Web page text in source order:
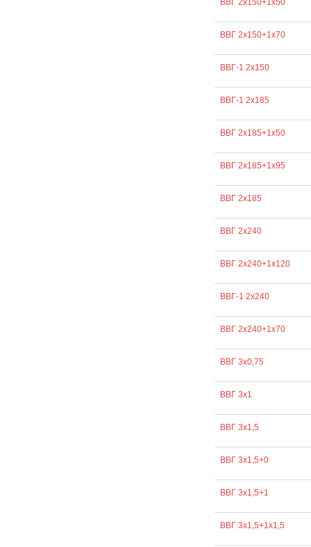
ВВГ 2х150+1х50
ВВГ 2х150+1х70
ВВГ-1 2х150
ВВГ-1 2х185
ВВГ 2х185+1х50
ВВГ 2х185+1х95
ВВГ 2х185
ВВГ 2х240
ВВГ 2х240+1х120
ВВГ-1 2х240
ВВГ 2х240+1х70
ВВГ 3х0,75
ВВГ 3х1
ВВГ 3х1,5
ВВГ 3х1,5+0
ВВГ 3х1,5+1
ВВГ 3х1,5+1х1,5